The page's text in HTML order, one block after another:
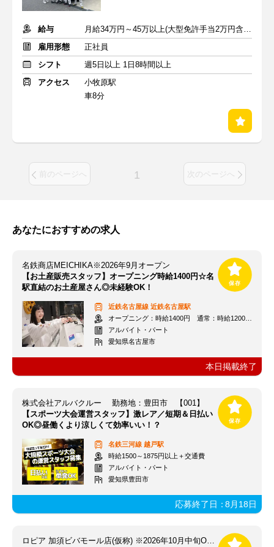
給与
月給34万円～45万以上(大型免許手当2万円含む)
雇用形態
正社員
シフト
週5日以上 1日8時間以上
アクセス
小牧原駅
車8分
前のページへ 1 次のページへ
あなたにおすすめの求人
名鉄商店MEICHIKA※2026年9月オープン
【お土産販売スタッフ】オープニング時給1400円☆名
駅直結のお土産屋さん◎未経験OK！
近鉄名古屋線 近鉄名古屋駅
オープニング：時給1400円 通常：時給1200円～＋交通費全額支給
アルバイト・パート
愛知県名古屋市
本日掲載終了
株式会社アルバクルー 勤務地：豊田市 【001】
【スポーツ大会運営スタッフ】激レア／短期＆日払い
OK◎昼働くより涼しくて効率いい！？
名鉄三河線 越戸駅
時給1500～1875円以上＋交通費
アルバイト・パート
愛知県豊田市
応募終了日：8月18日
ロピア 加須ビバモール店(仮称) ※2026年10月中旬OPEN予定